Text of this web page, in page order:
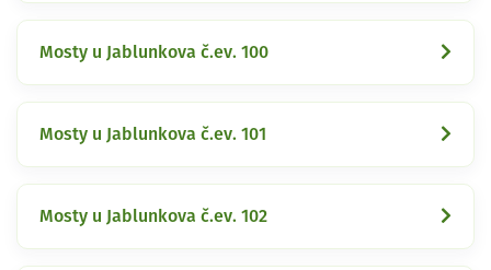
Mosty u Jablunkova č.ev. 100
Mosty u Jablunkova č.ev. 101
Mosty u Jablunkova č.ev. 102